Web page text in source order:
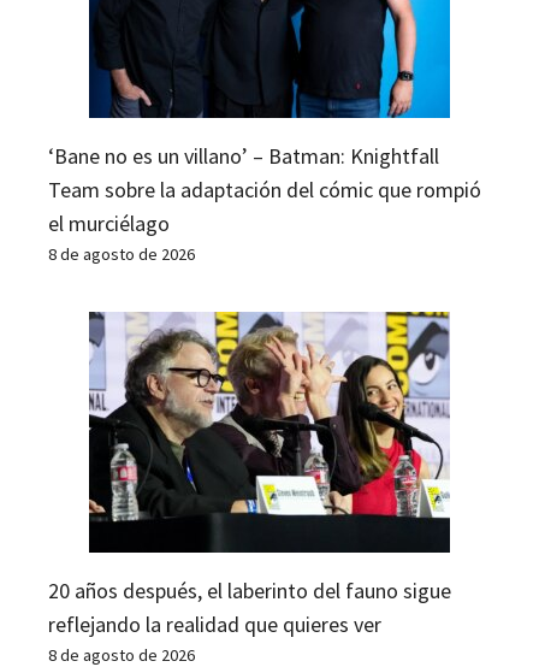
‘Bane no es un villano’ – Batman: Knightfall
Team sobre la adaptación del cómic que rompió
el murciélago
8 de agosto de 2026
20 años después, el laberinto del fauno sigue
reflejando la realidad que quieres ver
8 de agosto de 2026